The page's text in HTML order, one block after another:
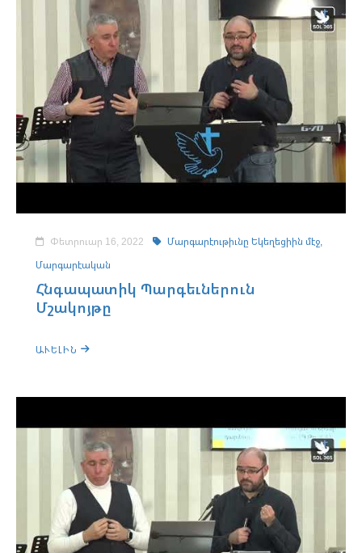
Փետրուար 16, 2022
Մարգարէութիւնը Եկեղեցիին մէջ,
Մարգարէական
Հնգապատիկ Պարգեւներուն
Մշակոյթը
ԱՒԵԼԻՆ